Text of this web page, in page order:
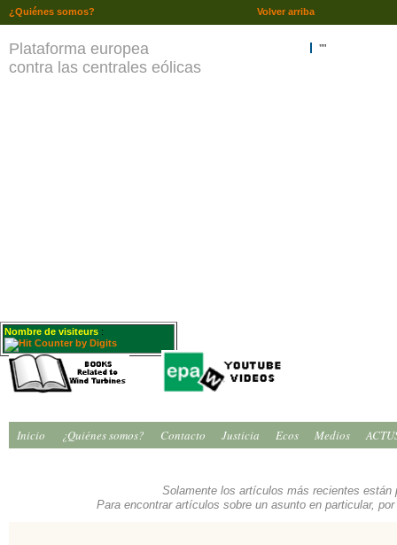
Plataforma europea
contra las centrales eólicas
""
Nombre de visiteurs :
Inicio ¿Quiénes somos? Contacto Justicia Ecos Medios
Solamente los artículos más recientes están
Para encontrar artículos sobre un asunto en particular,
Volver arriba
¿Quiénes somos?